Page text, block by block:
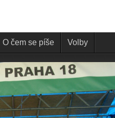
O čem se píše Volby